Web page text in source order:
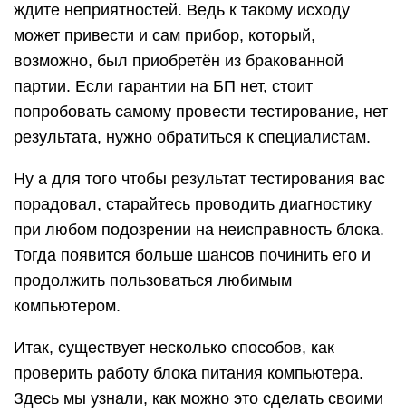
ждите неприятностей. Ведь к такому исходу
может привести и сам прибор, который,
возможно, был приобретён из бракованной
партии. Если гарантии на БП нет, стоит
попробовать самому провести тестирование, нет
результата, нужно обратиться к специалистам.
Ну а для того чтобы результат тестирования вас
порадовал, старайтесь проводить диагностику
при любом подозрении на неисправность блока.
Тогда появится больше шансов починить его и
продолжить пользоваться любимым
компьютером.
Итак, существует несколько способов, как
проверить работу блока питания компьютера.
Здесь мы узнали, как можно это сделать своими